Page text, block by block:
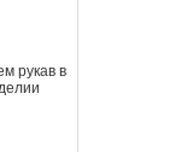
рукав в